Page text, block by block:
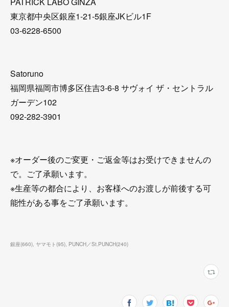
東京都中央区銀座1-21-5銀座JKビル1F
03-6228-6500
Satoruno
福岡県福岡市博多区住吉3-6-8 サヴォイ ザ・セントラル
ガーデン102
092-282-3901
※オーダー後のご変更・ご返金等はお受けできませんの
で。ご了承願います。
※生産等の都合により、お客様へのお渡しが前後する可
能性がある事をご了承願います。
銀座(660) ヤマモト(95) PUNCH／St.PUNCH(240)